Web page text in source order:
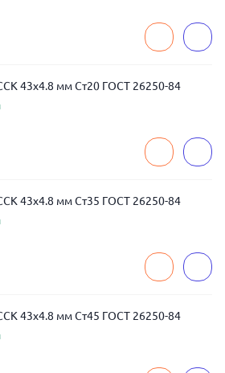
43x4.8 мм Ст20 ГОСТ 26250-84
43x4.8 мм Ст35 ГОСТ 26250-84
43x4.8 мм Ст45 ГОСТ 26250-84